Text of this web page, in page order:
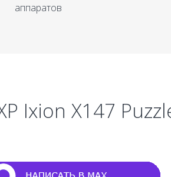
аппаратов
Ixion X147